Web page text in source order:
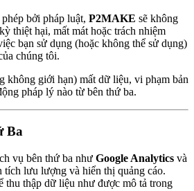
bởi pháp luật, P2MAKE sẽ không
thiệt hại, mất mát hoặc trách nhiệm
bạn sử dụng (hoặc không thể sử dụng)
chúng tôi.
không giới hạn) mất dữ liệu, vi phạm bản
pháp lý nào từ bên thứ ba.
Ba
vụ bên thứ ba như Google Analytics và
tích lưu lượng và hiển thị quảng cáo.
thu thập dữ liệu như được mô tả trong